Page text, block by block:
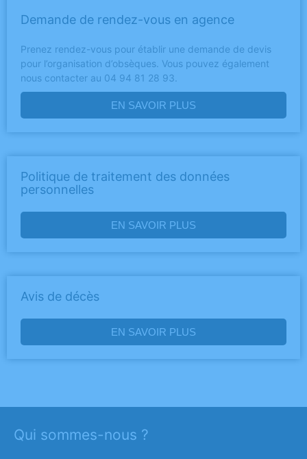
Demande de rendez-vous en agence
Prenez rendez-vous pour établir une demande de devis
pour l’organisation d’obsèques. Vous pouvez également
nous contacter au 04 94 81 28 93.
EN SAVOIR PLUS
Politique de traitement des données
personnelles
EN SAVOIR PLUS
Avis de décès
EN SAVOIR PLUS
Qui sommes-nous ?